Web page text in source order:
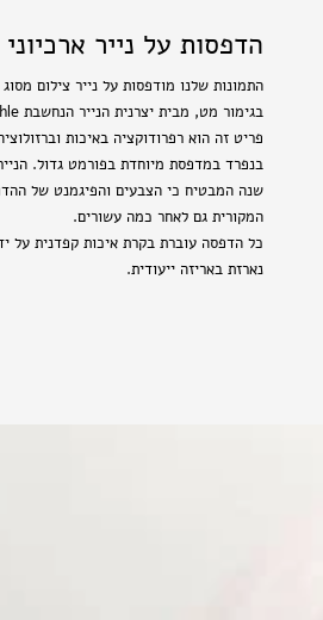
הדפסות על נייר ארכיוני
בגימור מט, מבית יצרנית הנייר הנחשבת Hahnemühle.
פריט זה הוא רפרודוקציה באיכות
שנה המבטיח כי הצבעים והפיגמנט של
המקורית גם לאחר כמה עשורים.
כל הדפסה עוברת בקרת איכות קפדנית על
נארזת באריזה ייעודית.